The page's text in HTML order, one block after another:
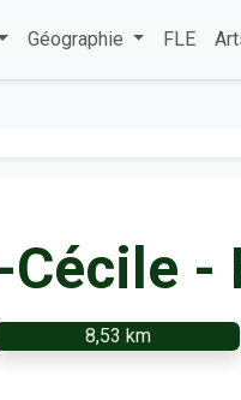
Géographie FLE
-
8,53 km